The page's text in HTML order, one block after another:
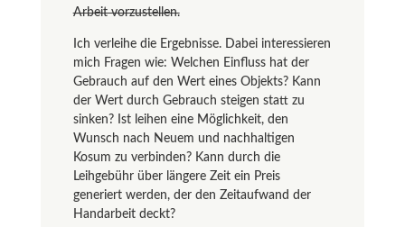
Arbeit vorzustellen.
Ich verleihe die Ergebnisse. Dabei interessieren
mich Fragen wie: Welchen Einfluss hat der
Gebrauch auf den Wert eines Objekts? Kann
der Wert durch Gebrauch steigen statt zu
sinken? Ist leihen eine Möglichkeit, den
Wunsch nach Neuem und nachhaltigen
Kosum zu verbinden? Kann durch die
Leihgebühr über längere Zeit ein Preis
generiert werden, der den Zeitaufwand der
Handarbeit deckt?